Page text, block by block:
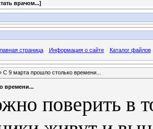
врачом...]
страница Информация о сайте Каталог файлов
С 9 марта прошло столько времени...
времени...
поверить в